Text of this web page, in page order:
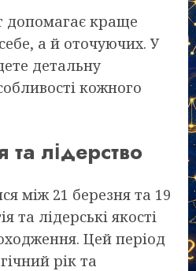
допомагає краще
а й оточуючих. У
детальну
кожного
та лідерство
між 21 березня та 19
та лідерські якості
Цей період
рік та